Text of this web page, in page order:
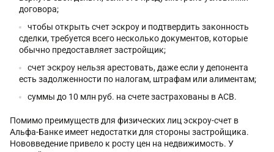
договора;
чтобы открыть счет эскроу и подтвердить законность
сделки, требуется всего несколько документов, которые
обычно предоставляет застройщик;
счет эскроу нельзя арестовать, даже если у депонента
есть задолженности по налогам, штрафам или алиментам;
суммы до 10 млн руб. на счете застрахованы в АСВ.
Помимо преимуществ для физических лиц эскроу-счет в
Альфа-Банке имеет недостатки для стороны застройщика.
Нововведение привело к росту цен на недвижимость. У